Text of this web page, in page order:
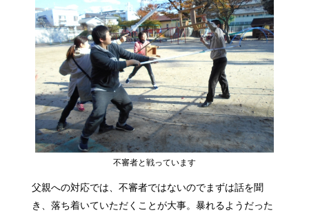
不審者と戦っています
父親への対応では、不審者ではないのでまずは話を聞
き、落ち着いていただくことが大事。暴れるようだった